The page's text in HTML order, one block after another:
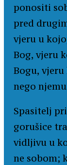
ponositi
pred
vjeru u
Bog, vjeru
Bogu,
nego
Spasitelj
gorušice
vidljivu u
ne sobom;